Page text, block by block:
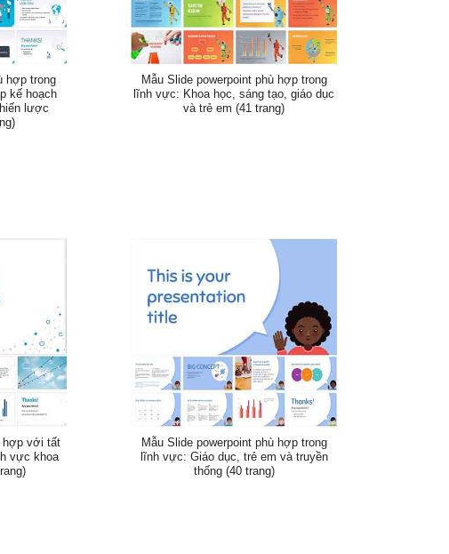
hợp trong
kế hoạch
lược
Mẫu Slide powerpoint phù hợp trong
lĩnh vực: Khoa học, sáng tạo, giáo dục
và trẻ em (41 trang)
hợp với tất
vực khoa
Mẫu Slide powerpoint phù hợp trong
lĩnh vực: Giáo dục, trẻ em và truyền
thống (40 trang)